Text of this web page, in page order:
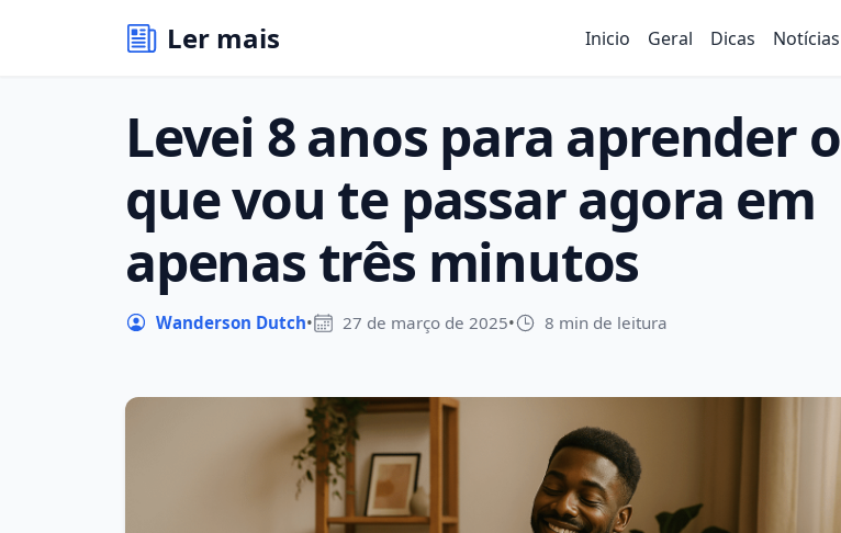
Ler mais Inicio Geral Dicas Notícias
Levei 8 anos para aprender o
que vou te passar agora em
apenas três minutos
Wanderson Dutch• 27 de março de 2025• 8 min de leitura